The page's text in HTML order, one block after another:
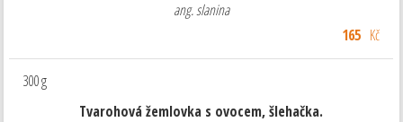
ang. slanina
165 Kč
300 g
Tvarohová žemlovka s ovocem, šlehačka.